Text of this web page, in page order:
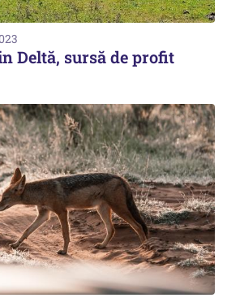
Deltă, sursă de profit